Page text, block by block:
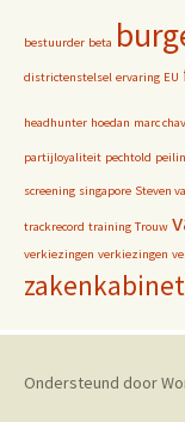
bestuurder beta
districtenstelsel ervaring EU
headhunter hoedan marc
partijloyaliteit pechtold
screening singapore Steven
trackrecord training Trouw
verkiezingen verkiezingen
zakenkabinet
Ondersteund door